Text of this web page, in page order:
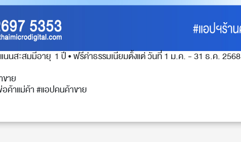
แนนสะสมมีอายุ 1 ปี • ฟรีค่าธรรมเนียมตั้งแต่ วันที่ 1 ม.ค. - 31 ธ.ค. 2568
าย
ค้าแม่ค้า #แอปคนค้าขาย